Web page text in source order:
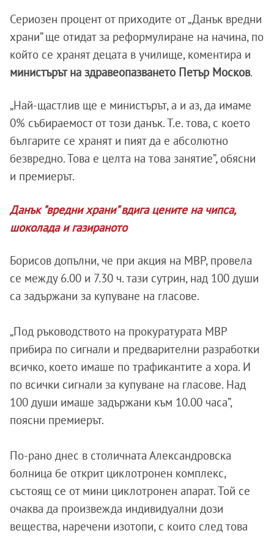
Сериозен процент от приходите от „Данък вредни
храни” ще отидат за реформулиране на начина, по
който се хранят децата в училище, коментира и
министърът на здравеопазването Петър Москов.
„Най-щастлив ще е министърът, а и аз, да имаме
0% събираемост от този данък. Т.е. това, с което
българите се хранят и пият да е абсолютно
безвредно. Това е целта на това занятие”, обясни
и премиерът.
Данък "вредни храни" вдига цените на чипса,
шоколада и газираното
Борисов допълни, че при акция на МВР, провела
се между 6.00 и 7.30 ч. тази сутрин, над 100 души
са задържани за купуване на гласове.
„Под ръководството на прокуратурата МВР
прибира по сигнали и предварителни разработки
всичко, което имаше по трафикантите а хора. И
по всички сигнали за купуване на гласове. Над
100 души имаше задържани към 10.00 часа”,
поясни премиерът.
По-рано днес в столичната Александровска
болница бе открит циклотронен комплекс,
състоящ се от мини циклотронен апарат. Той се
очаква да произвежда индивидуални дози
вещества, наречени изотопи, с които след това